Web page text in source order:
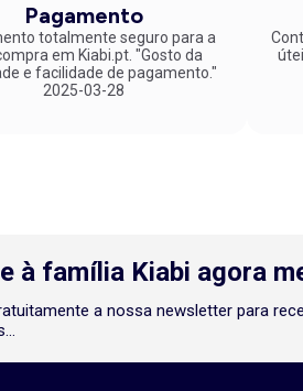
Pagamento
totalmente seguro para a
em Kiabi.pt. "Gosto da
e facilidade de pagamento."
2025-03-28
úteis. "Fácil fazer
à família Kiabi agora
a nossa newsletter para